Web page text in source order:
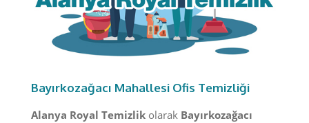
Bayırkozağacı Mahallesi Ofis Temizliği
Alanya Royal Temizlik olarak Bayırkozağacı